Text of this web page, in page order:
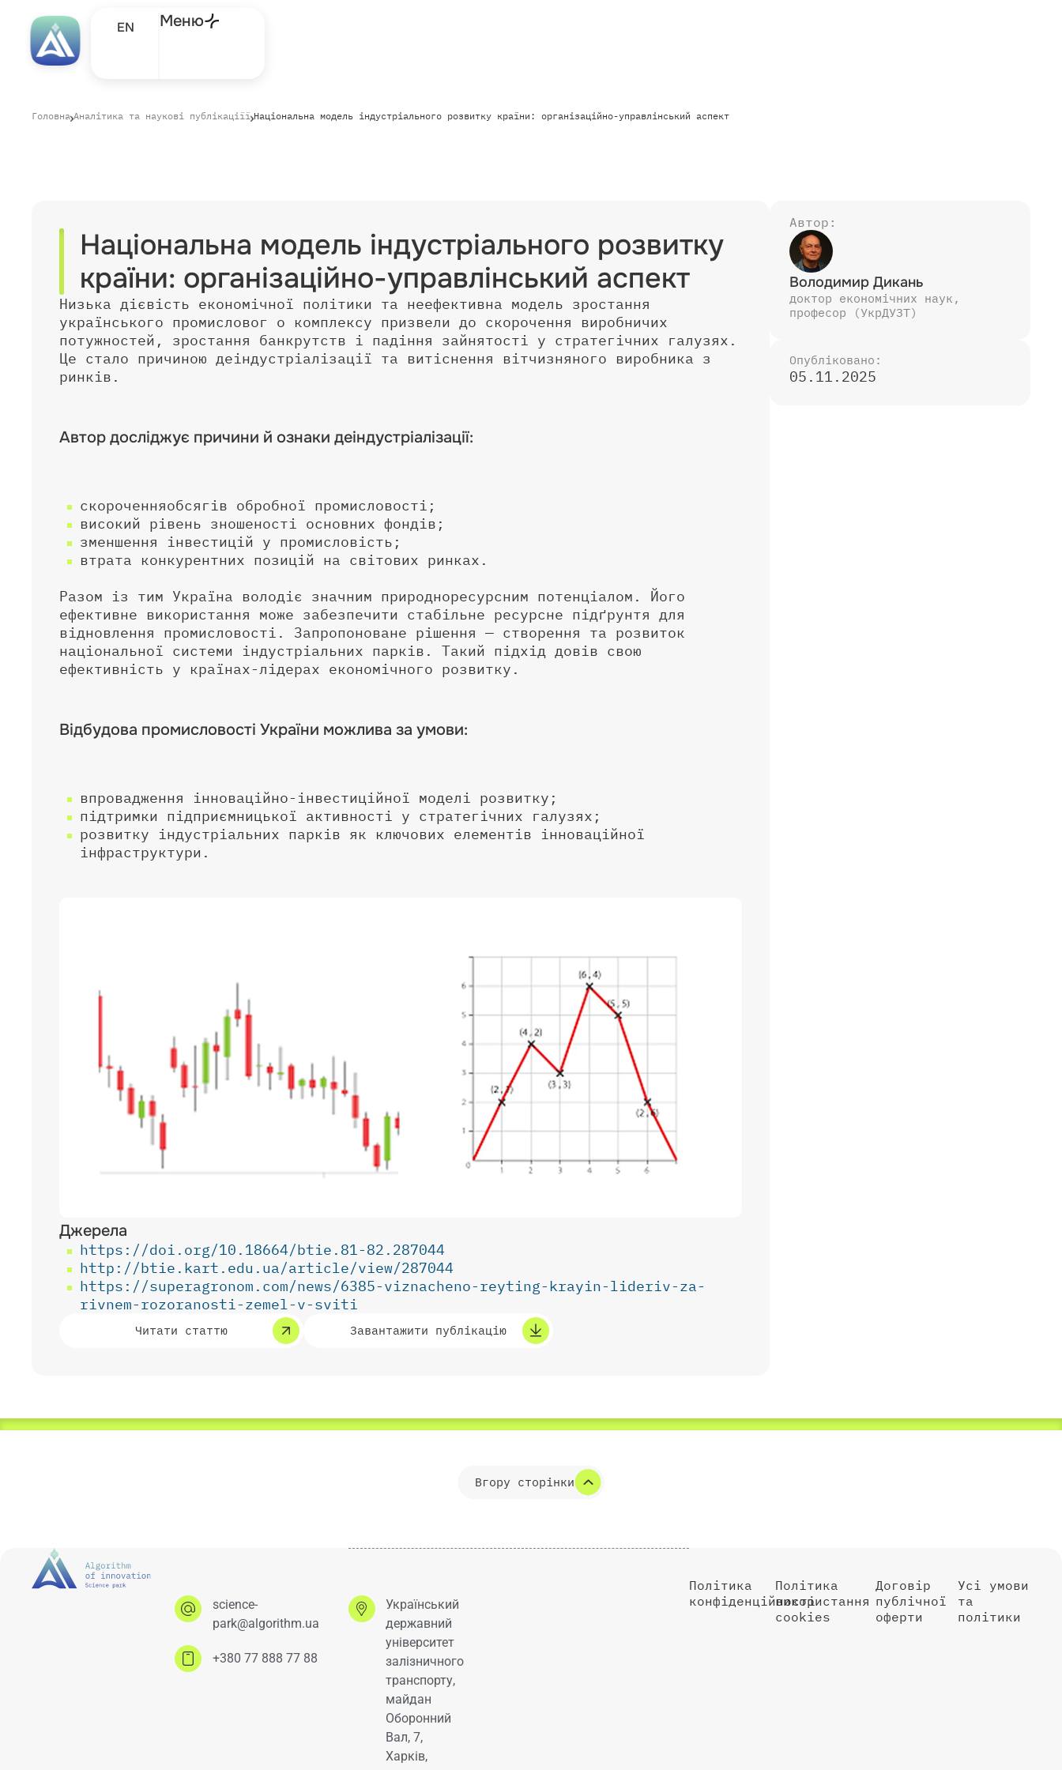
EN Меню
Головна Аналітика та наукові публікаціїї Національна модель індустріального розвитку країни: організаційно-управлінський аспект
Національна модель індустріального розвитку
країни: організаційно-управлінський аспект
Низька дієвість економічної політики та неефективна модель зростання
українського промисловог о комплексу призвели до скорочення виробничих
потужностей, зростання банкрутств і падіння зайнятості у стратегічних галузях.
Це стало причиною деіндустріалізації та витіснення вітчизняного виробника з
ринків.
Автор досліджує причини й ознаки деіндустріалізації:
скороченняобсягів обробної промисловості;
високий рівень зношеності основних фондів;
зменшення інвестицій у промисловість;
втрата конкурентних позицій на світових ринках.
Разом із тим Україна володіє значним природноресурсним потенціалом. Його
ефективне використання може забезпечити стабільне ресурсне підґрунтя для
відновлення промисловості. Запропоноване рішення — створення та розвиток
національної системи індустріальних парків. Такий підхід довів свою
ефективність у країнах-лідерах економічного розвитку.
Відбудова промисловості України можлива за умови:
впровадження інноваційно-інвестиційної моделі розвитку;
підтримки підприємницької активності у стратегічних галузях;
розвитку індустріальних парків як ключових елементів інноваційної
інфраструктури.
Джерела
https://doi.org/10.18664/btie.81-82.287044
http://btie.kart.edu.ua/article/view/287044
https://superagronom.com/news/6385-viznacheno-reyting-krayin-lideriv-za-
rivnem-rozoranosti-zemel-v-sviti
Читати статтю Завантажити публікацію
Автор:
Володимир Дикань
доктор економічних наук,
професор (УкрДУЗТ)
Опубліковано:
05.11.2025
Вгору сторінки
science-
park@algorithm.ua
+380 77 888 77 88
Український
державний
університет
залізничного
транспорту,
майдан
Оборонний
Вал, 7,
Харків,
Політика
конфіденційності
Політика
використання
cookies
Договір
публічної
оферти
Усі умови
та
політики